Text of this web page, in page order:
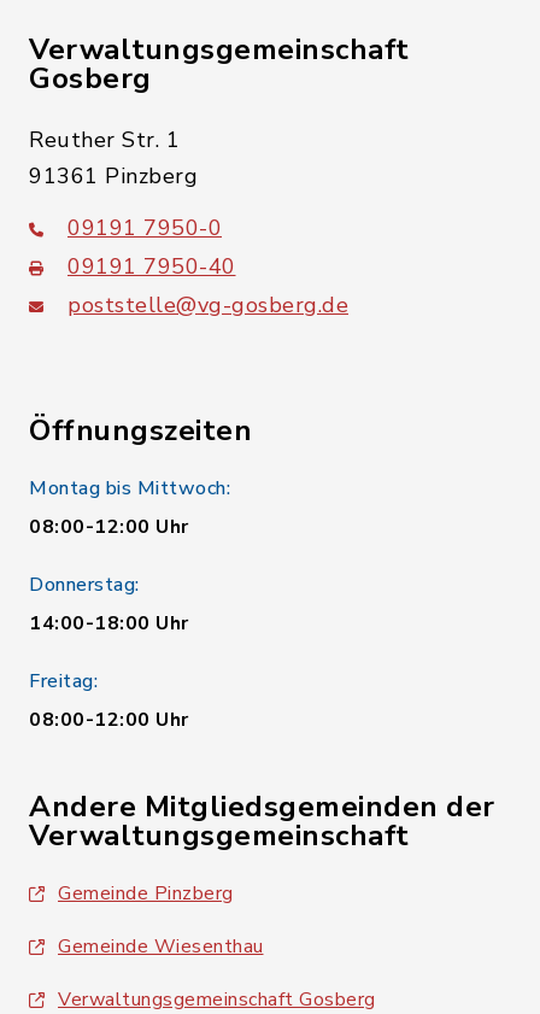
Verwaltungsgemeinschaft
Gosberg
Reuther Str. 1
91361 Pinzberg
09191 7950-0
09191 7950-40
poststelle@vg-gosberg.de
Öffnungszeiten
Montag bis Mittwoch:
08:00-12:00 Uhr
Donnerstag:
14:00-18:00 Uhr
Freitag:
08:00-12:00 Uhr
Andere Mitgliedsgemeinden der
Verwaltungsgemeinschaft
Gemeinde Pinzberg
Gemeinde Wiesenthau
Verwaltungsgemeinschaft Gosberg